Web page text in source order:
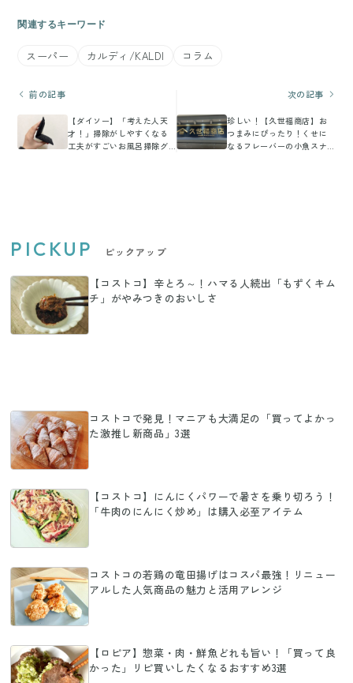
関連するキーワード
スーパー カルディ/KALDI コラム
前の記事
【ダイソー】「考えた人天
才！」掃除がしやすくなる
工夫がすごいお風呂掃除グ
次の記事
珍しい！【久世福商店】お
つまみにぴったり！くせに
なるフレーバーの小魚スナ
PICKUP ピックアップ
【コストコ】辛とろ～！ハマる人続出「もずくキム
チ」がやみつきのおいしさ
コストコで発見！マニアも大満足の「買ってよかっ
た激推し新商品」3選
【コストコ】にんにくパワーで暑さを乗り切ろう！
「牛肉のにんにく炒め」は購入必至アイテム
コストコの若鶏の竜田揚げはコスパ最強！リニュー
アルした人気商品の魅力と活用アレンジ
【ロピア】惣菜・肉・鮮魚どれも旨い！「買って良
かった」リピ買いしたくなるおすすめ3選